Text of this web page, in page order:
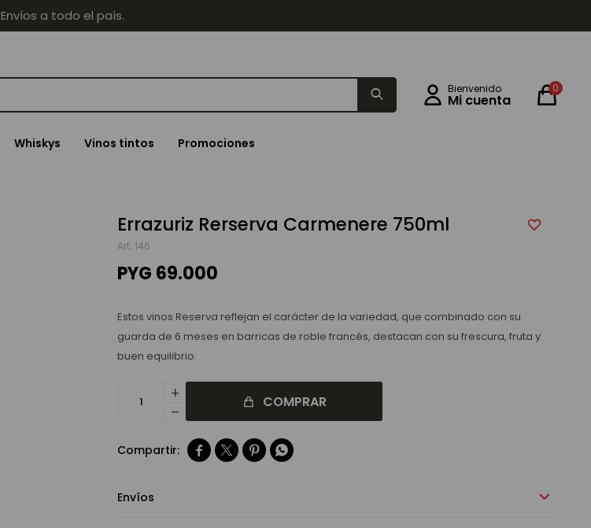
Envíos a todo el país.
Whiskys Vinos tintos Promociones
0
Errazuriz Rerserva Carmenere 750ml
146
PYG 69.000
Estos vinos Reserva reflejan el carácter de la variedad, que combinado con su
guarda de 6 meses en barricas de roble francés, destacan con su frescura, fruta y
buen equilibrio.
add
remove
COMPRAR
   
Envíos